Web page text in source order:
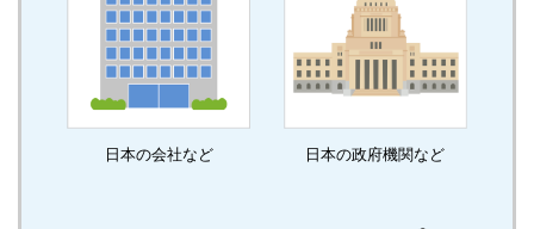
日本の会社など 日本の政府機関など